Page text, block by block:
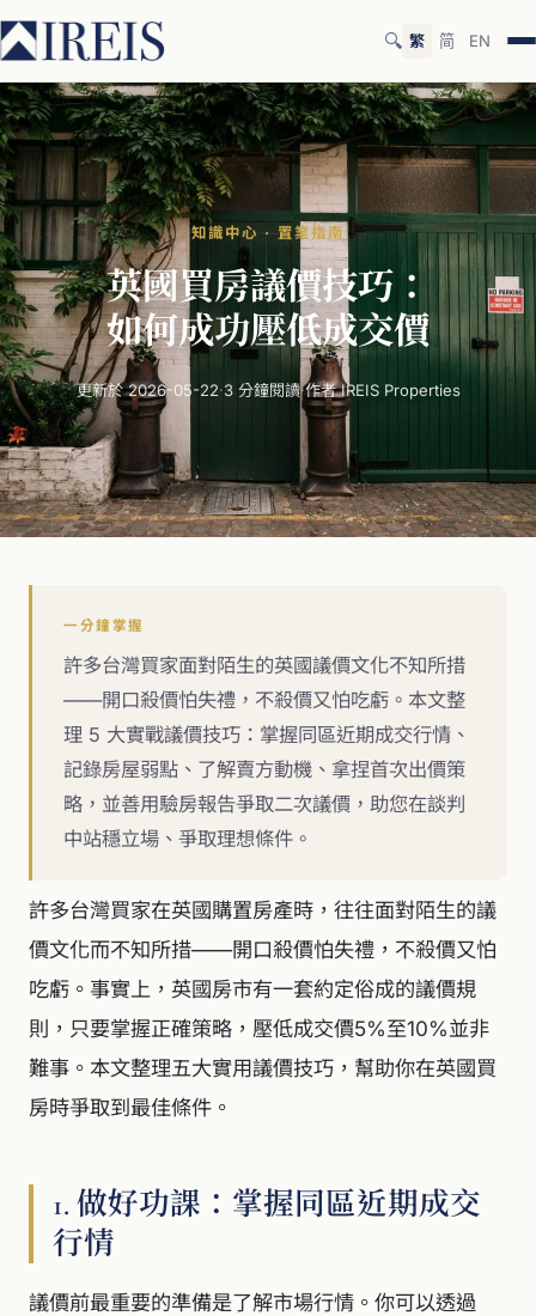
🔍 繁 简 EN
知識中心 · 置業指南
英國買房議價技巧：
如何成功壓低成交價
更新於 2026-05-22·3 分鐘閱讀·作者 IREIS Properties
一分鐘掌握
許多台灣買家面對陌生的英國議價文化不知所措
——開口殺價怕失禮，不殺價又怕吃虧。本文整
理 5 大實戰議價技巧：掌握同區近期成交行情、
記錄房屋弱點、了解賣方動機、拿捏首次出價策
略，並善用驗房報告爭取二次議價，助您在談判
中站穩立場、爭取理想條件。
許多台灣買家在英國購置房產時，往往面對陌生的議
價文化而不知所措——開口殺價怕失禮，不殺價又怕
吃虧。事實上，英國房市有一套約定俗成的議價規
則，只要掌握正確策略，壓低成交價5%至10%並非
難事。本文整理五大實用議價技巧，幫助你在英國買
房時爭取到最佳條件。
1. 做好功課：掌握同區近期成交
行情
議價前最重要的準備是了解市場行情。你可以透過